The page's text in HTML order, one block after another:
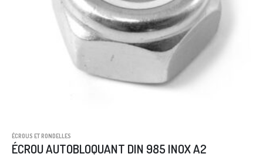
ÉCROUS ET RONDELLES
ÉCROU AUTOBLOQUANT DIN 985 INOX A2